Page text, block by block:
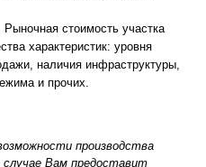
Рыночная стоимость участка
характеристик: уровня
наличия инфраструктуры,
и прочих.
производства
случае Вам предоставит